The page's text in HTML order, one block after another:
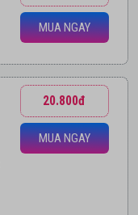
MUA NGAY
20.800đ
MUA NGAY